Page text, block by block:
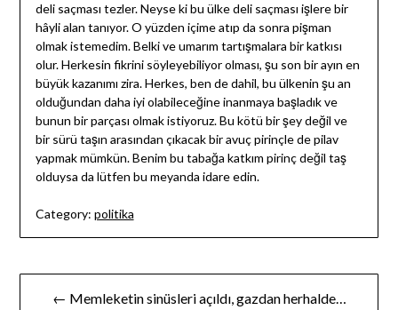
deli saçması tezler. Neyse ki bu ülke deli saçması işlere bir
hâyli alan tanıyor. O yüzden içime atıp da sonra pişman
olmak istemedim. Belki ve umarım tartışmalara bir katkısı
olur. Herkesin fikrini söyleyebiliyor olması, şu son bir ayın en
büyük kazanımı zira. Herkes, ben de dahil, bu ülkenin şu an
olduğundan daha iyi olabileceğine inanmaya başladık ve
bunun bir parçası olmak istiyoruz. Bu kötü bir şey değil ve
bir sürü taşın arasından çıkacak bir avuç pirinçle de pilav
yapmak mümkün. Benim bu tabağa katkım pirinç değil taş
olduysa da lütfen bu meyanda idare edin.
Category: politika
Yazı
← Memleketin sinüsleri açıldı, gazdan herhalde…